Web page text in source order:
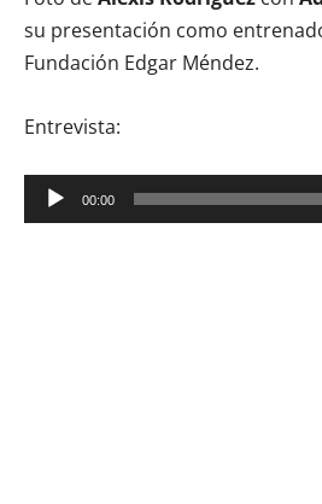
su presentación como
Fundación Edgar Méndez.
Entrevista:
Reproductor
de
00:00